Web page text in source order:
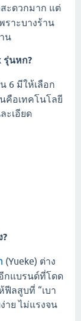
ะดวกมาก แต่
ราะบางร้าน
น
รุ่นหก?
6 มีให้เลือก
คือเทคโนโลยี
ะเอียด
?
(Yueke) ต่าง
กแบรนด์ที่โดด
ฟีลสูบที่ “เบา
าย ไม่แรงจน